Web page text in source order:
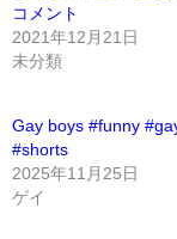
コメント
2021年12月21日
未分類
Gay boys #funny
#shorts
2025年11月25日
ゲイ